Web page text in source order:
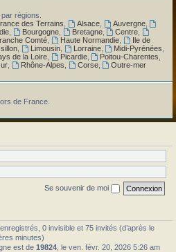
régions.
des Terrains Alsace, Auvergne,
, Bourgogne, Bretagne, Centre
Comté, Haute Normandie,
Ile de
, Limousin, Lorraine, Midi-Pyrénées
de la Loire, Picardie, Poitou-Charentes
, Rhône-Alpes Corse,
Outre-mer
de France.
Se souvenir de moi
0 invisible et 75 invités (d’après le
minutes)
est de 19824 , le ven. févr. 20, 2026 5:26 am